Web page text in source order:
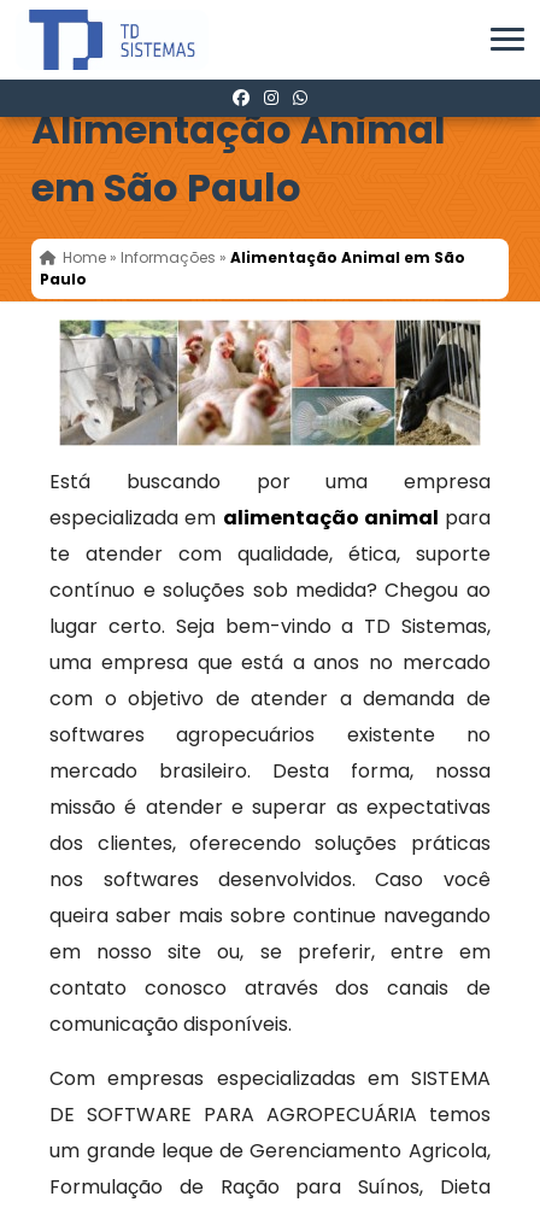
Alimentação Animal
em São Paulo
Home » Informações »Alimentação Animal em São
Paulo
Está buscando por uma empresa
especializada em alimentação animal para
te atender com qualidade, ética, suporte
contínuo e soluções sob medida? Chegou ao
lugar certo. Seja bem-vindo a TD Sistemas,
uma empresa que está a anos no mercado
com o objetivo de atender a demanda de
softwares agropecuários existente no
mercado brasileiro. Desta forma, nossa
missão é atender e superar as expectativas
dos clientes, oferecendo soluções práticas
nos softwares desenvolvidos. Caso você
queira saber mais sobre continue navegando
em nosso site ou, se preferir, entre em
contato conosco através dos canais de
comunicação disponíveis.
Com empresas especializadas em SISTEMA
DE SOFTWARE PARA AGROPECUÁRIA temos
um grande leque de Gerenciamento Agricola,
Formulação de Ração para Suínos, Dieta